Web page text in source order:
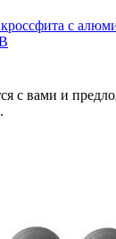
с
с вами и